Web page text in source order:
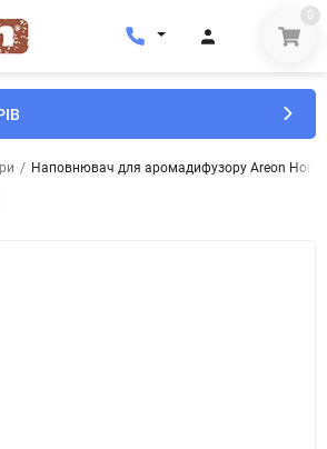
0
/ Наповнювач для аромадифузору Areon